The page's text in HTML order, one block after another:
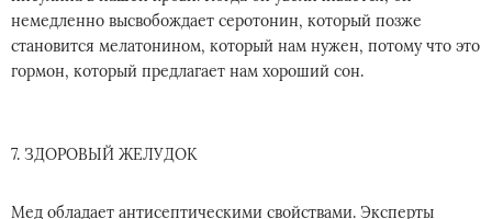
немедленно высвобождает серотонин, который позже
становится мелатонином, который нам нужен, потому что это
гормон, который предлагает нам хороший сон.
7. ЗДОРОВЫЙ ЖЕЛУДОК
Мед обладает антисептическими свойствами. Эксперты